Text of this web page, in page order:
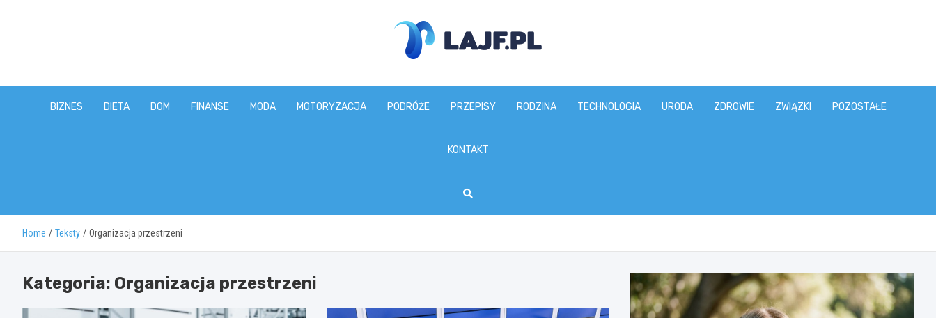
lajf.pl
BIZNES DIETA DOM FINANSE MODA MOTORYZACJA PODRÓŻE PRZEPISY RODZINA TECHNOLOGIA URODA ZDROWIE ZWIĄZKI POZOSTAŁE
KONTAKT
Home Teksty Organizacja przestrzeni
Kategoria: Organizacja przestrzeni